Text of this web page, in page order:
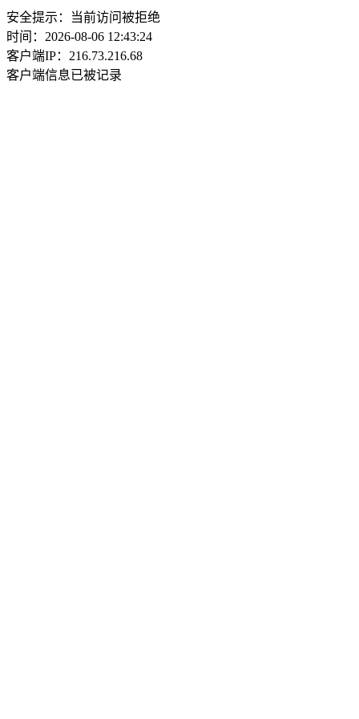
安全提示：当前访问被拒绝
时间：2026-08-06 12:43:24
客户端IP：216.73.216.68
客户端信息已被记录